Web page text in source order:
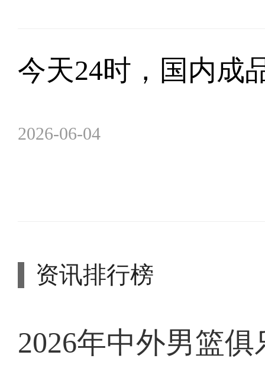
今天24时，国内成
2026-06-04
资讯排行榜
2026年中外男篮